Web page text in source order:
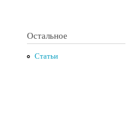
Остальное
Статьи